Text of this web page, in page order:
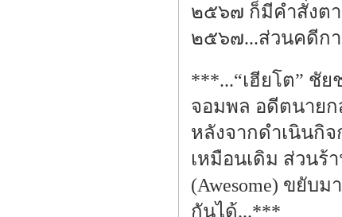
๒๕๖๗ ก็มีคำสั่งตา
๒๕๖๗...ส่วนคดีกา
***...“เฮียโต” ชั
จอมพล อดีตนาย
หลังจากดำเนินกิ
เหมือนเดิม ส่วนร้
(Awesome) ขยับ
กันได้...***